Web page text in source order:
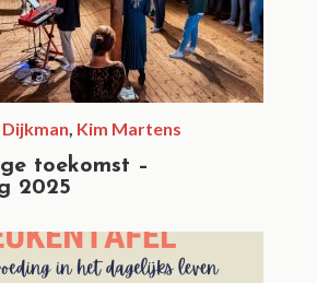
, Kim Martens
toekomst –
2025